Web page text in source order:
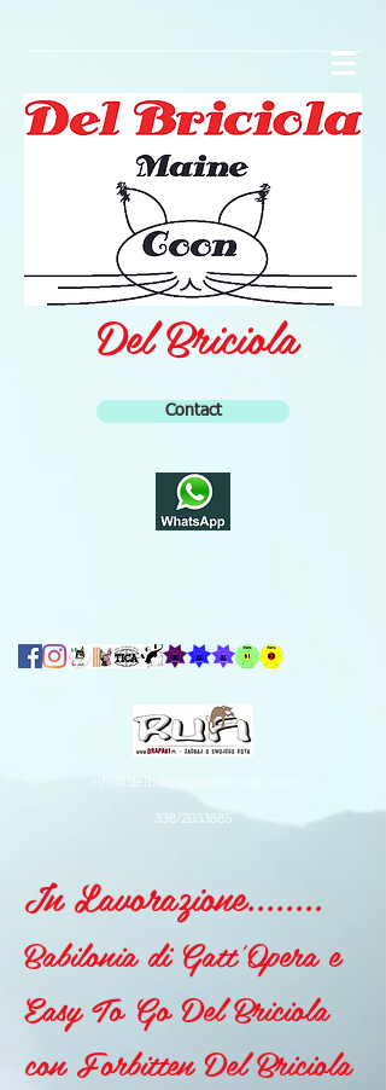
Del Briciola
Contact
info@delbriciolamainecoon.com
338/2033885
In Lavorazione........
Babilonia di Gatt'Opera e
Easy To Go Del Briciola
con Forbitten Del Briciola